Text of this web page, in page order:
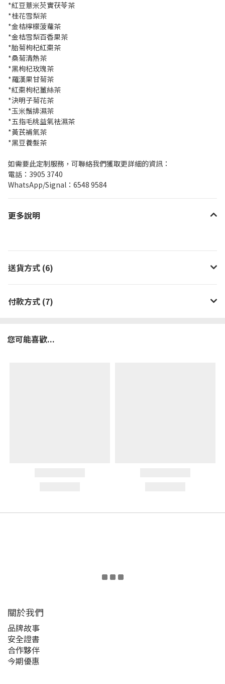
*紅豆薏米芡實茯苓茶
*桂花雪梨茶
*金桔檸檬菠蘿茶
*金桔雪梨百香果茶
*胎菊枸杞紅棗茶
*桑菊清熱茶
*黑枸杞玫瑰茶
*羅漢果甘菊茶
*紅棗枸杞薑絲茶
*決明子菊花茶
*玉米鬚排濕茶
*五指毛桃益氣祛濕茶
*黃芪補氣茶
*黑豆養髮茶
如需要此定制服務，可聯絡我們獲取更詳細的資訊：
電話：3905 3740
WhatsApp/Signal：6548 9584
更多說明
送貨方式 (6)
付款方式 (7)
您可能喜歡...
關於我們
品牌故事
安全證書
合作夥伴
今期優惠